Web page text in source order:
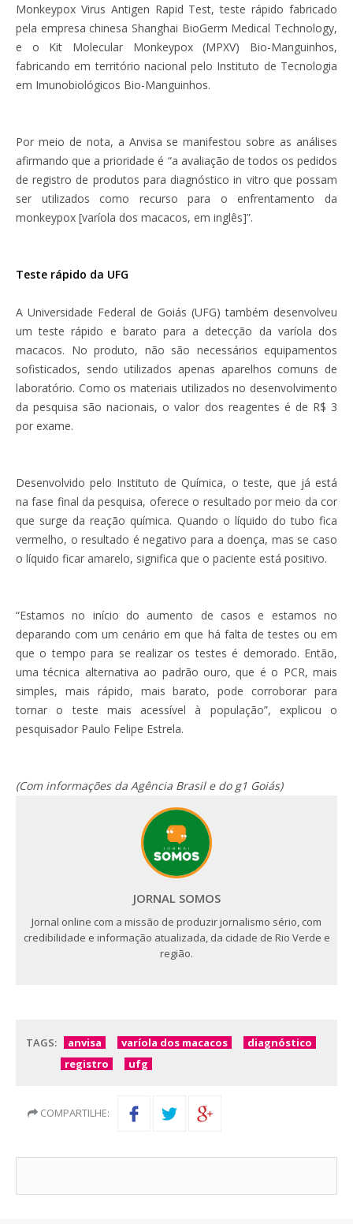
Monkeypox Virus Antigen Rapid Test, teste rápido fabricado
pela empresa chinesa Shanghai BioGerm Medical Technology,
e o Kit Molecular Monkeypox (MPXV) Bio-Manguinhos,
fabricando em território nacional pelo Instituto de Tecnologia
em Imunobiológicos Bio-Manguinhos.
Por meio de nota, a Anvisa se manifestou sobre as análises
afirmando que a prioridade é “a avaliação de todos os pedidos
de registro de produtos para diagnóstico in vitro que possam
ser utilizados como recurso para o enfrentamento da
monkeypox [varíola dos macacos, em inglês]”.
Teste rápido da UFG
A Universidade Federal de Goiás (UFG) também desenvolveu
um teste rápido e barato para a detecção da varíola dos
macacos. No produto, não são necessários equipamentos
sofisticados, sendo utilizados apenas aparelhos comuns de
laboratório. Como os materiais utilizados no desenvolvimento
da pesquisa são nacionais, o valor dos reagentes é de R$ 3
por exame.
Desenvolvido pelo Instituto de Química, o teste, que já está
na fase final da pesquisa, oferece o resultado por meio da cor
que surge da reação química. Quando o líquido do tubo fica
vermelho, o resultado é negativo para a doença, mas se caso
o líquido ficar amarelo, significa que o paciente está positivo.
“Estamos no início do aumento de casos e estamos no
deparando com um cenário em que há falta de testes ou em
que o tempo para se realizar os testes é demorado. Então,
uma técnica alternativa ao padrão ouro, que é o PCR, mais
simples, mais rápido, mais barato, pode corroborar para
tornar o teste mais acessível à população”, explicou o
pesquisador Paulo Felipe Estrela.
(Com informações da Agência Brasil e do g1 Goiás)
JORNAL SOMOS
Jornal online com a missão de produzir jornalismo sério, com
credibilidade e informação atualizada, da cidade de Rio Verde e
região.
TAGS: anvisa varíola dos macacos
diagnóstico
registro
ufg
COMPARTILHE: